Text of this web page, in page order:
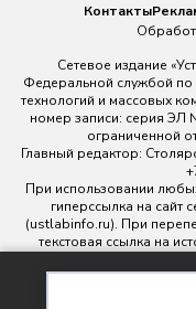
Контакты
Сетевое издание
Федеральной службой
технологий и массовых
номер записи: серия ЭЛ
ограниченной
Главный редактор:
При использовании
гиперссылка на сайт
(ustlabinfo.ru). При
текстовая ссылка на
Использование